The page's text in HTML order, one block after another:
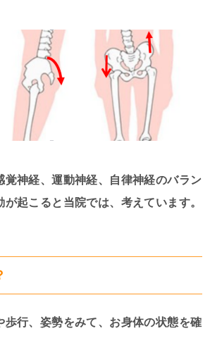
覚神経、運動神経、自律神経のバラン
起こると当院では、考えています。
歩行、姿勢をみて、お身体の状態を確